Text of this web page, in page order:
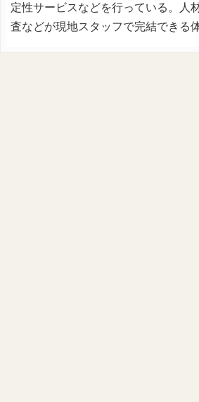
定性サービスなどを行っている。人
査などが現地スタッフで完結できる